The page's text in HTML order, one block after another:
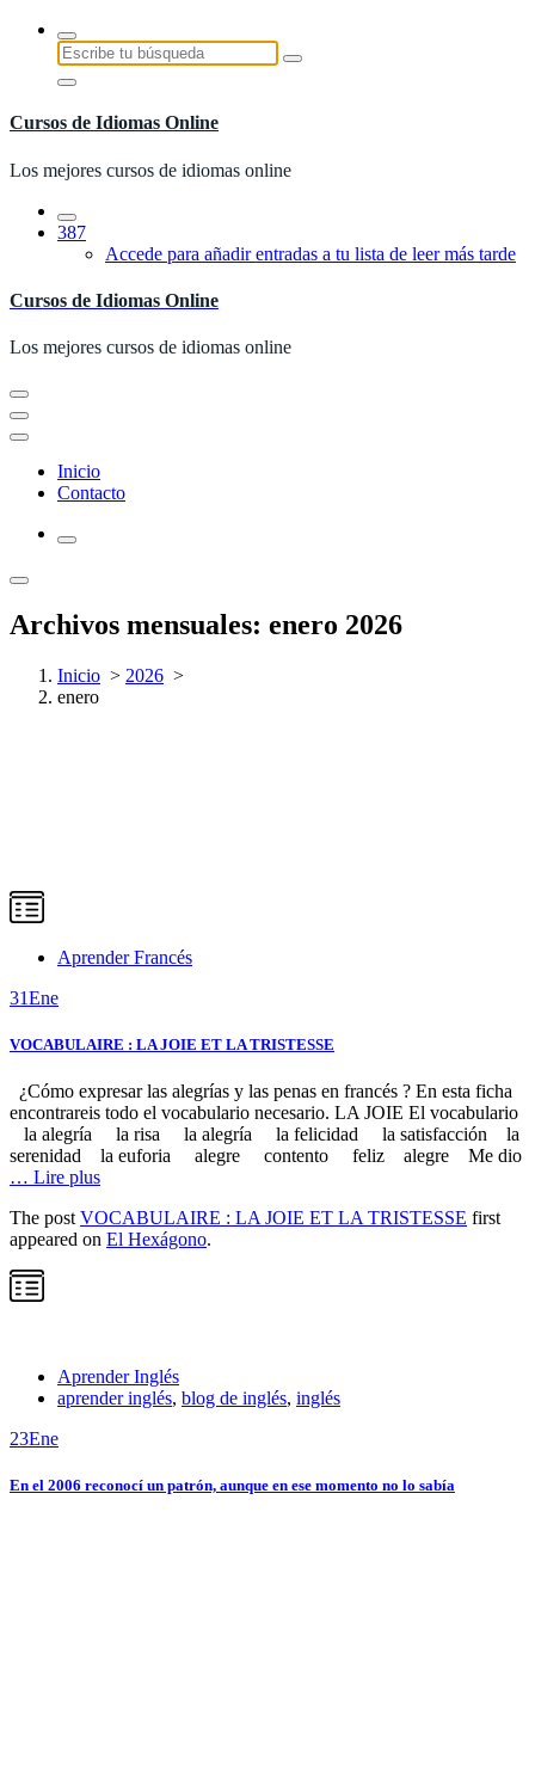
Saltar
contenido
Buscar:
Cursos de Idiomas Online
Los mejores cursos de idiomas online
387
Accede para añadir entradas a tu lista de leer más tarde
Cursos de Idiomas Online
Los mejores cursos de idiomas online
Inicio
Contacto
Archivos mensuales: enero 2026
Inicio > 2026 >
enero
Aprender Francés
31Ene
VOCABULAIRE : LA JOIE ET LA TRISTESSE
¿Cómo expresar las alegrías y las penas en francés ? En esta ficha
encontrareis todo el vocabulario necesario. LA JOIE El vocabulario
la alegría la risa la alegría la felicidad la satisfacción la
serenidad la euforia alegre contento feliz alegre Me dio
… Lire plus
The post VOCABULAIRE : LA JOIE ET LA TRISTESSE first
appeared on El Hexágono.
Aprender Inglés
aprender inglés, blog de inglés, inglés
23Ene
En el 2006 reconocí un patrón, aunque en ese momento no lo sabía